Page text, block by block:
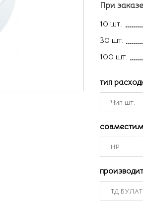
При
10 шт.
30 шт.
100 шт.
тип